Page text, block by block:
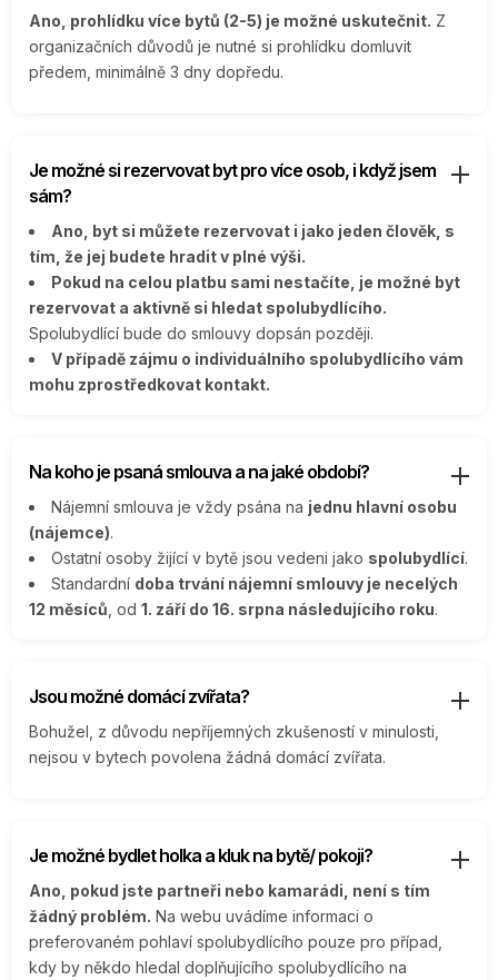
Ano, prohlídku více bytů (2-5) je možné uskutečnit. Z
organizačních důvodů je nutné si prohlídku domluvit
předem, minimálně 3 dny dopředu.
Je možné si rezervovat byt pro více osob, i když jsem
sám?
Ano, byt si můžete rezervovat i jako jeden člověk, s
tím, že jej budete hradit v plné výši.
Pokud na celou platbu sami nestačíte, je možné byt
rezervovat a aktivně si hledat spolubydlícího.
Spolubydlící bude do smlouvy dopsán později.
V případě zájmu o individuálního spolubydlícího vám
mohu zprostředkovat kontakt.
Na koho je psaná smlouva a na jaké období?
Nájemní smlouva je vždy psána na jednu hlavní osobu
(nájemce).
Ostatní osoby žijící v bytě jsou vedeni jako spolubydlící.
Standardní doba trvání nájemní smlouvy je necelých
12 měsíců , od 1. září do 16. srpna následujícího roku.
Jsou možné domácí zvířata?
Bohužel, z důvodu nepříjemných zkušeností v minulosti,
nejsou v bytech povolena žádná domácí zvířata.
Je možné bydlet holka a kluk na bytě/ pokoji?
Ano, pokud jste partneři nebo kamarádi, není s tím
žádný problém. Na webu uvádíme informaci o
preferovaném pohlaví spolubydlícího pouze pro případ,
kdy by někdo hledal doplňujícího spolubydlícího na